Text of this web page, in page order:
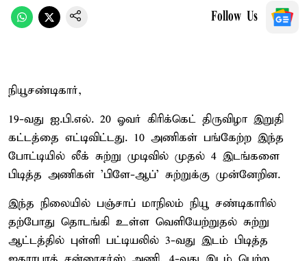
Follow Us
நியூசண்டிகார்,
19-வது ஐ.பி.எல். 20 ஓவர் கிரிக்கெட் திருவிழா இறுதி
கட்டத்தை எட்டிவிட்டது. 10 அணிகள் பங்கேற்ற இந்த
போட்டியில் லீக் சுற்று முடிவில் முதல் 4 இடங்களை
பிடித்த அணிகள் 'பிளே-ஆப்' சுற்றுக்கு முன்னேறின.
இந்த நிலையில் பஞ்சாப் மாநிலம் நியூ சண்டிகாரில்
தற்போது தொடங்கி உள்ள வெளியேற்றுதல் சுற்று
ஆட்டத்தில் புள்ளி பட்டியலில் 3-வது இடம் பிடித்த